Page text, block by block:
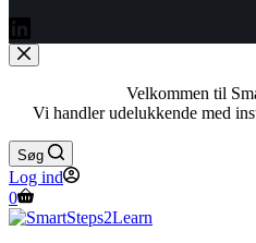
Velkommen til
Vi handler udelukkende med
Søg
Log ind
0